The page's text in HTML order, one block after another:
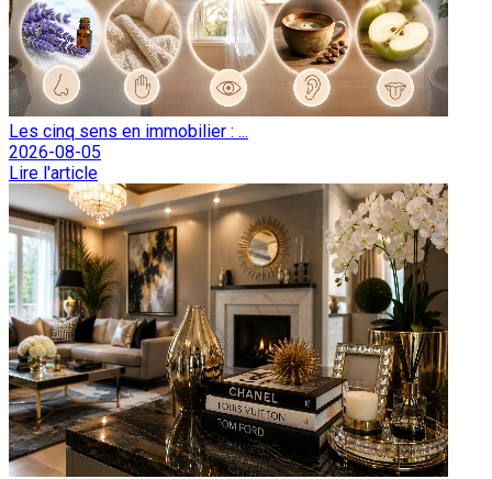
Les cinq sens en immobilier : ...
2026-08-05
Lire l'article